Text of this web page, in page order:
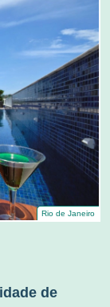
Rio de Janeiro
de